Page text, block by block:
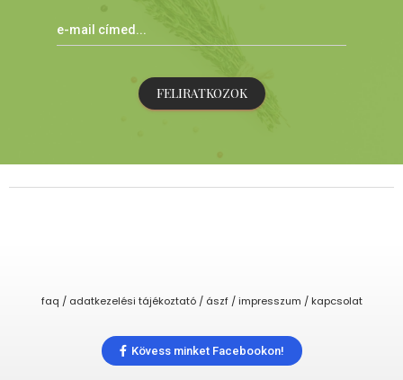
FELIRATKOZOK
faq / adatkezelési tájékoztató / ászf / impresszum / kapcsolat
Kövess minket Facebookon!